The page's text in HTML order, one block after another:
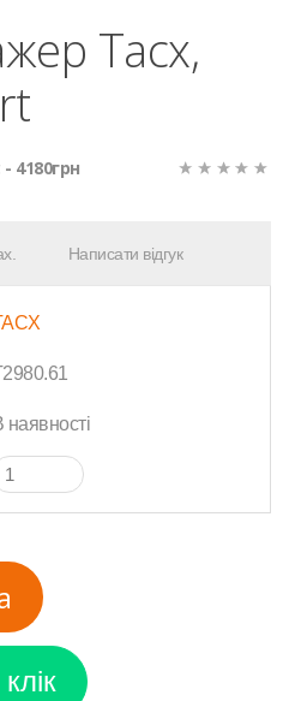
Tacx,
4180грн
Написати відгук
наявності